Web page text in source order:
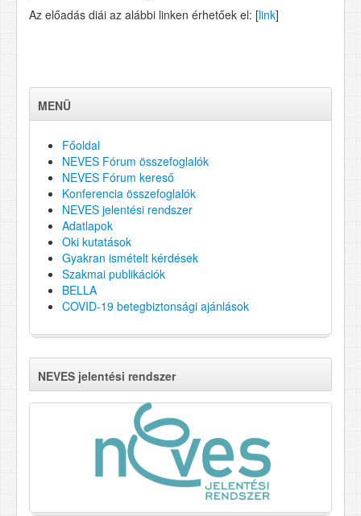
Az előadás diái az alábbi linken érhetőek el: [link]
MENÜ
Főoldal
NEVES Fórum összefoglalók
NEVES Fórum kereső
Konferencia összefoglalók
NEVES jelentési rendszer
Adatlapok
Oki kutatások
Gyakran ismételt kérdések
Szakmai publikációk
BELLA
COVID-19 betegbiztonsági ajánlások
NEVES jelentési rendszer